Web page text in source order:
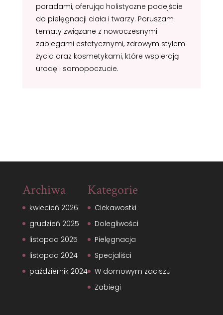
poradami, oferując holistyczne podejście
do pielęgnacji ciała i twarzy. Poruszam
tematy związane z nowoczesnymi
zabiegami estetycznymi, zdrowym stylem
życia oraz kosmetykami, które wspierają
urodę i samopoczucie.
Archiwa
kwiecień 2026
grudzień 2025
listopad 2025
listopad 2024
październik 2024
Kategorie
Ciekawostki
Dolegliwości
Pielęgnacja
Specjaliści
W domowym zaciszu
Zabiegi